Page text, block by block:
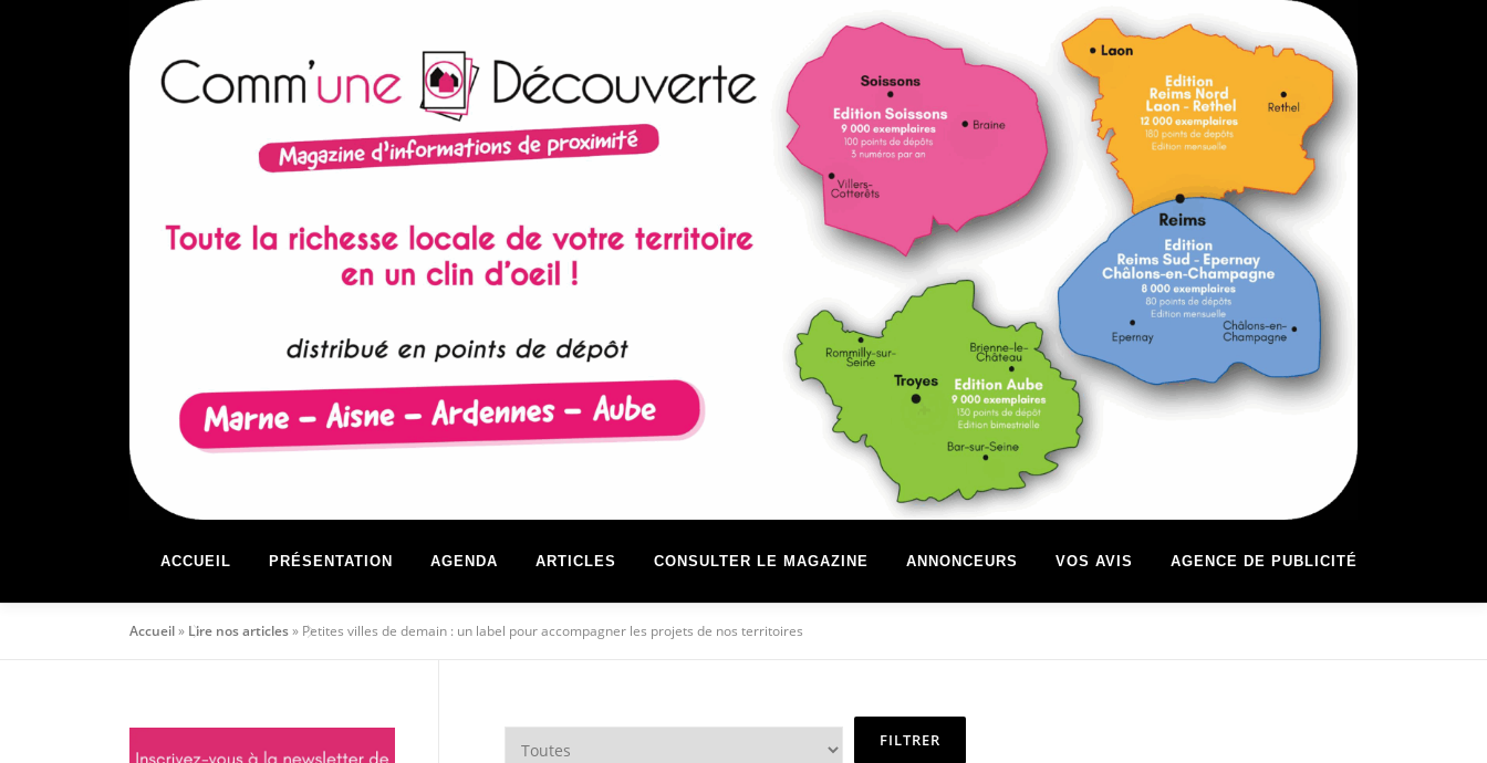
ACCUEIL PRÉSENTATION AGENDA ARTICLES CONSULTER LE MAGAZINE ANNONCEURS VOS AVIS AGENCE DE PUBLICITÉ
Accueil» Lire nos articles» Petites villes de demain : un label pour accompagner les projets de nos territoires